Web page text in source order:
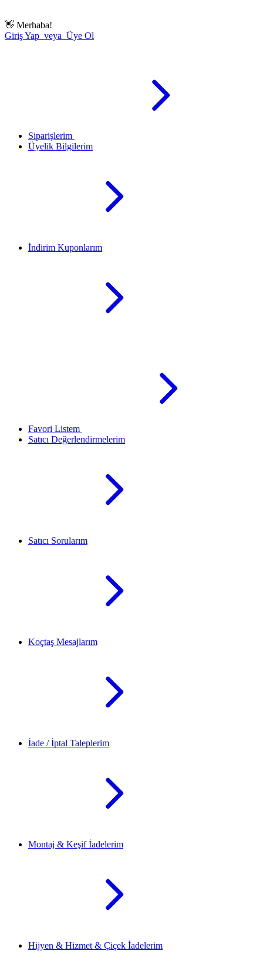
👋 Merhaba!
Giriş Yap veya Üye Ol
Siparişlerim
Üyelik Bilgilerim
İndirim Kuponlarım
Favori Listem
Satıcı Değerlendirmelerim
Satıcı Sorularım
Koçtaş Mesajlarım
İade / İptal Taleplerim
Montaj & Keşif İadelerim
Hijyen & Hizmet & Çiçek İadelerim